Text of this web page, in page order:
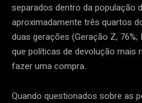
separados dentro da população
aproximadamente três quartos
duas gerações (Geração Z, 76%;
que políticas de devolução mais
fazer uma compra.
Quando questionados sobre as